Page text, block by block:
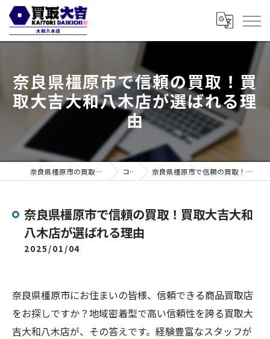
奈良県橿原市で信頼の買取！買
取大吉大和八木店が選ばれる理
由
奈良県橿原市の買取なら買取大吉 大和八木店 コラム 奈良県橿原市で信頼の買取！買取大吉大和八木店が選ばれる理由
奈良県橿原市で信頼の買取！買取大吉大和
八木店が選ばれる理由
2025/01/04
奈良県橿原市にお住まいの皆様、信頼できる商品買取店
をお探しですか？地域密着型で高い信頼性を誇る買取大
吉大和八木店が、その答えです。経験豊富なスタッフが